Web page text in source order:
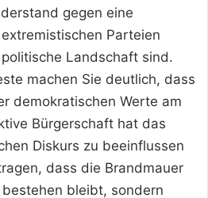
gegen eine
Parteien
Landschaft sind.
machen Sie deutlich, dass
demokratischen Werte am
Bürgerschaft hat das
Diskurs zu beeinflussen
dass die Brandmauer
bleibt, sondern